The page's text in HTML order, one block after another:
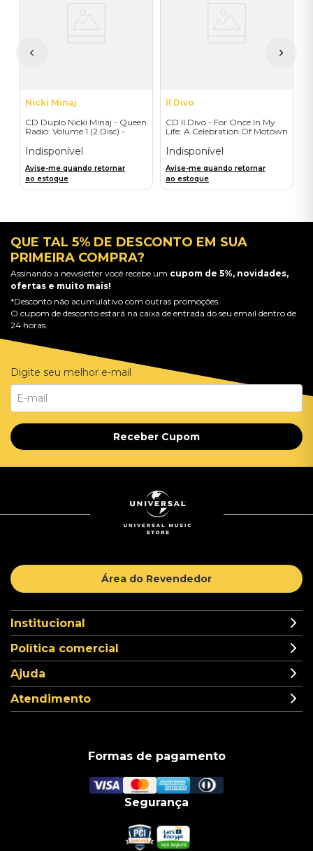
Nicki Minaj
CD Duplo Nicki Minaj - Queen
Radio: Volume 1 (2 Disc) -
Indisponível
Avise-me quando retornar
ao estoque
Il Divo
CD Il Divo - For Once In My
Life: A Celebration Of Motown
Indisponível
Avise-me quando retornar
ao estoque
QUE TAL 5% DE DESCONTO EM SUA
PRIMEIRA COMPRA?
Assinando a newsletter você recebe um cupom de 5%, novidades,
ofertas e muito mais!
*Desconto não acumulativo com outras promoções.
O cupom de desconto estará na caixa de entrada do seu email dentro de
24 horas.
Digite seu melhor e-mail
Receber Cupom
Área do Revendedor
Institucional
Política comercial
Ajuda
Atendimento
Formas de pagamento
Segurança